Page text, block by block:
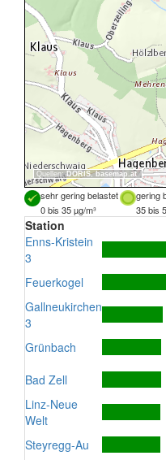
Quellen: DORIS,basemap.at
sehr gering belastet gering
0 bis 35 µg/m³
35 bis
Station
Enns-Kristein
3
Feuerkogel
Gallneukirchen
3
Grünbach
Bad Zell
Linz-Neue
Welt
Steyregg-Au